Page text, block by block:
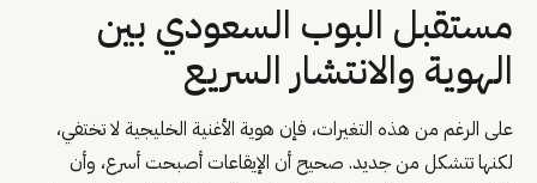
مستقبل البوب السعودي بين
الهوية والانتشار السريع
على الرغم من هذه التغيرات، فإن هوية الأغنية الخليجية لا تختفي،
لكنها تتشكل من جديد. صحيح أن الإيقاعات أصبحت أسرع، وأن